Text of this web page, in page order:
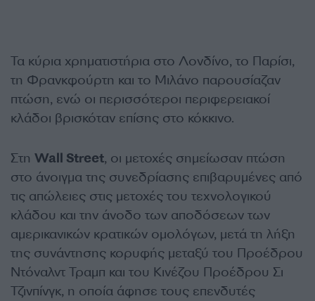
Τα κύρια χρηματιστήρια στο Λονδίνο, το Παρίσι,
τη Φρανκφούρτη και το Μιλάνο παρουσίαζαν
πτώση, ενώ οι περισσότεροι περιφερειακοί
κλάδοι βρισκόταν επίσης στο κόκκινο.
Στη Wall Street, οι μετοχές σημείωσαν πτώση
στο άνοιγμα της συνεδρίασης επιβαρυμένες από
τις απώλειες στις μετοχές του τεχνολογικού
κλάδου και την άνοδο των αποδόσεων των
αμερικανικών κρατικών ομολόγων, μετά τη λήξη
της συνάντησης κορυφής μεταξύ του Προέδρου
Ντόναλντ Τραμπ και του Κινέζου Προέδρου Σι
Τζινπίνγκ, η οποία άφησε τους επενδυτές